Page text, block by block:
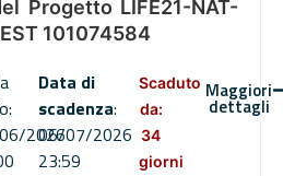
Progetto LIFE21-NAT-
101074584
2026
Data di
scadenza:
06/07/2026
23:59
Scaduto
da:
34
giorni
Maggiori
dettagli